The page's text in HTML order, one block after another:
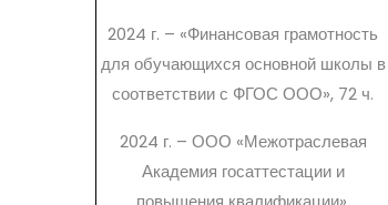
2024 г. – «Финансовая грамотность
для обучающихся основной школы в
соответствии с ФГОС ООО», 72 ч.
2024 г. – ООО «Межотраслевая
Академия госаттестации и